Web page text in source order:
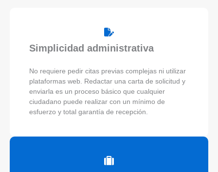
Simplicidad administrativa
No requiere pedir citas previas complejas ni utilizar
plataformas web. Redactar una carta de solicitud y
enviarla es un proceso básico que cualquier
ciudadano puede realizar con un mínimo de
esfuerzo y total garantía de recepción.